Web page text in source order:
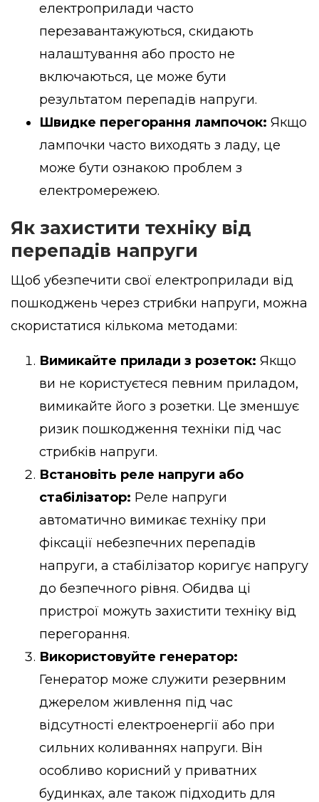
електроприлади часто
перезавантажуються, скидають
налаштування або просто не
включаються, це може бути
результатом перепадів напруги.
Швидке перегорання лампочок: Якщо
лампочки часто виходять з ладу, це
може бути ознакою проблем з
електромережею.
Як захистити техніку від
перепадів напруги
Щоб убезпечити свої електроприлади від
пошкоджень через стрибки напруги, можна
скористатися кількома методами:
Вимикайте прилади з розеток: Якщо
ви не користуєтеся певним приладом,
вимикайте його з розетки. Це зменшує
ризик пошкодження техніки під час
стрибків напруги.
Встановіть реле напруги або
стабілізатор: Реле напруги
автоматично вимикає техніку при
фіксації небезпечних перепадів
напруги, а стабілізатор коригує напругу
до безпечного рівня. Обидва ці
пристрої можуть захистити техніку від
перегорання.
Використовуйте генератор:
Генератор може служити резервним
джерелом живлення під час
відсутності електроенергії або при
сильних коливаннях напруги. Він
особливо корисний у приватних
будинках, але також підходить для